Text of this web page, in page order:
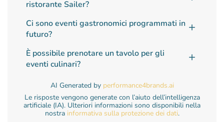
ristorante Sailer?
Ci sono eventi gastronomici programmati in
futuro?
È possibile prenotare un tavolo per gli
eventi culinari?
AI Generated by performance4brands.ai
Le risposte vengono generate con l’aiuto dell’intelligenza
artificiale (IA). Ulteriori informazioni sono disponibili nella
nostra informativa sulla protezione dei dati.